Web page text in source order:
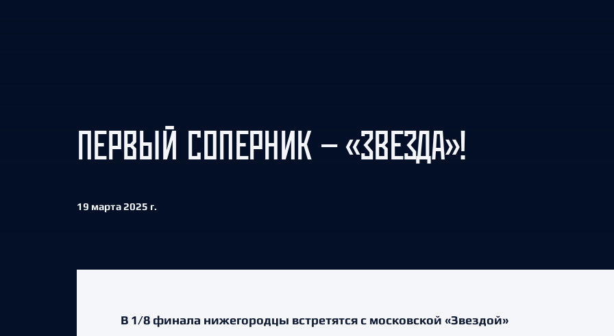
ПЕРВЫЙ СОПЕРНИК — «ЗВЕЗДА»!
19 марта 2025 г.
В 1/8 финала нижегородцы встретятся с московской «Звездой»